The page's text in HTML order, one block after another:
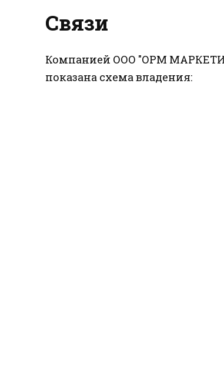
Связи
Компанией ООО "ОРМ
показана схема владения: